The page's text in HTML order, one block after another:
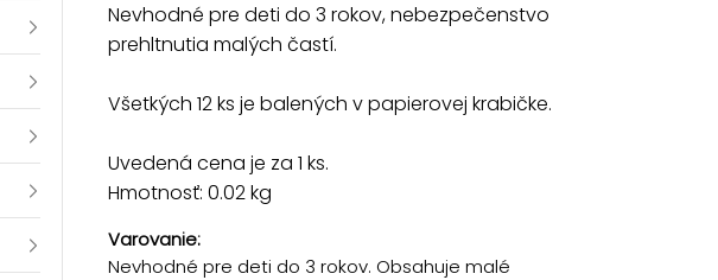
Nevhodné pre deti do 3 rokov, nebezpečenstvo
prehltnutia malých častí.
Všetkých 12 ks je balených v papierovej krabičke.
Uvedená cena je za 1 ks.
Hmotnosť: 0.02 kg
Varovanie:
Nevhodné pre deti do 3 rokov. Obsahuje malé